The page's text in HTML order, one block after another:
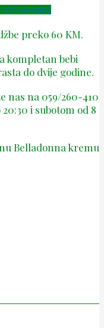
alt Envelope
preko 60 KM.
kompletan bebi
do dvije godine.
nas na 059/260-410
i subotom od 8
Belladonna kremu